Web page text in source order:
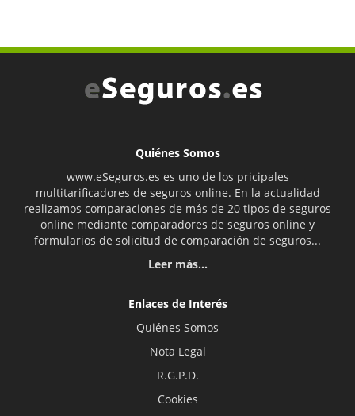
Quiénes Somos
www.eSeguros.es es uno de los pricipales
multitarificadores de seguros online. En la actualidad
realizamos comparaciones de más de 20 tipos de seguros
online mediante comparadores de seguros online y
formularios de solicitud de comparación de seguros...
Leer más...
Enlaces de Interés
Quiénes Somos
Nota Legal
R.G.P.D.
Cookies